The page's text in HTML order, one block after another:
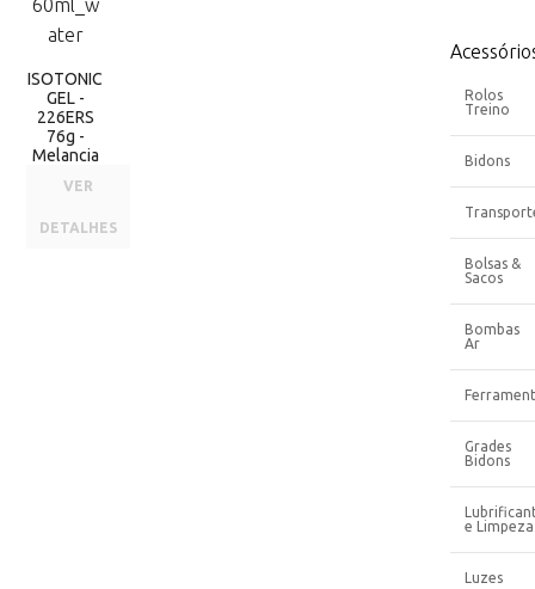
ISOTONIC
GEL -
226ERS
76g -
Melancia
VER
DETALHES
Rolos
Treino
Bidons
Bolsas &
Sacos
Bombas
Ar
Grades
Bidons
e Limpeza
Luzes